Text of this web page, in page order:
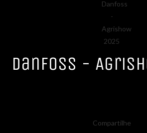
Danfoss -
Compartilhe